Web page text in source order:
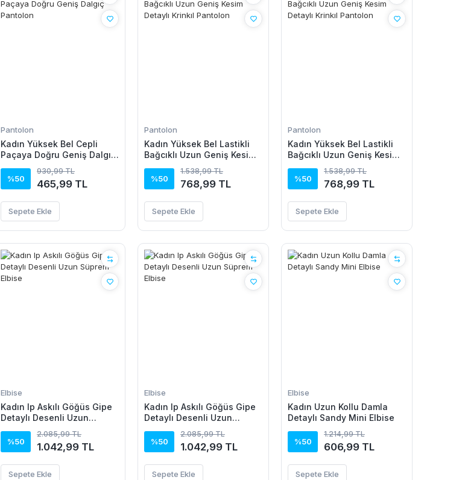
Pantolon
Kadın Yüksek Bel Cepli
Paçaya Doğru Geniş Dalgıç
%50
930,99 TL
465,99 TL
Sepete Ekle
Pantolon
Kadın Yüksek Bel Lastikli
Bağcıklı Uzun Geniş Kesim
%50
1.538,99 TL
768,99 TL
Sepete Ekle
Pantolon
Kadın Yüksek Bel Lastikli
Bağcıklı Uzun Geniş Kesim
%50
1.538,99 TL
768,99 TL
Sepete Ekle
Elbise
Kadın Ip Askılı Göğüs Gipe
Detaylı Desenli Uzun
%50
2.085,99 TL
1.042,99 TL
Sepete Ekle
Elbise
Kadın Ip Askılı Göğüs Gipe
Detaylı Desenli Uzun
%50
2.085,99 TL
1.042,99 TL
Sepete Ekle
Elbise
Kadın Uzun Kollu Damla
Detaylı Sandy Mini Elbise
%50
1.214,99 TL
606,99 TL
Sepete Ekle